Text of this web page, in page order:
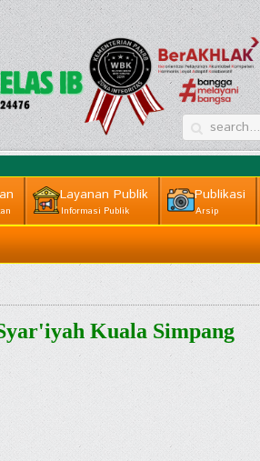
Layanan Publik
Informasi Publik
Publikasi
Arsip
Kuala Simpang